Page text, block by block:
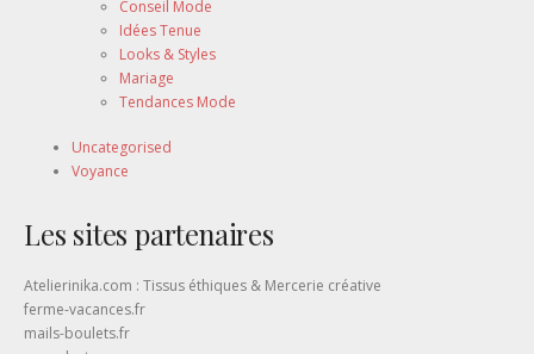
Conseil Mode
Idées Tenue
Looks & Styles
Mariage
Tendances Mode
Uncategorised
Voyance
Les sites partenaires
Atelierinika.com : Tissus éthiques & Mercerie créative
ferme-vacances.fr
mails-boulets.fr